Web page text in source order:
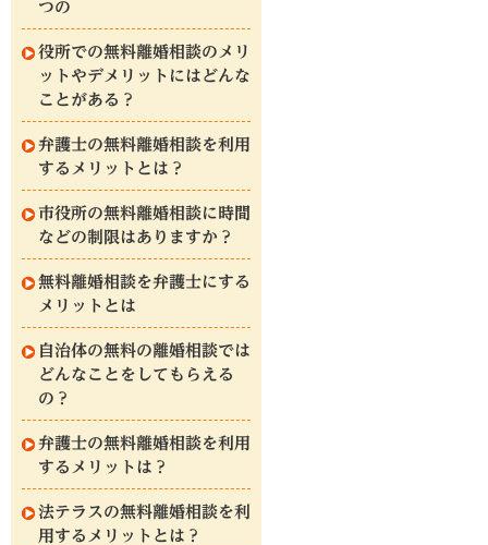
つの
役所での無料離婚相談のメリ
ットやデメリットにはどんな
ことがある？
弁護士の無料離婚相談を利用
するメリットとは？
市役所の無料離婚相談に時間
などの制限はありますか？
無料離婚相談を弁護士にする
メリットとは
自治体の無料の離婚相談では
どんなことをしてもらえる
の？
弁護士の無料離婚相談を利用
するメリットは？
法テラスの無料離婚相談を利
用するメリットとは？